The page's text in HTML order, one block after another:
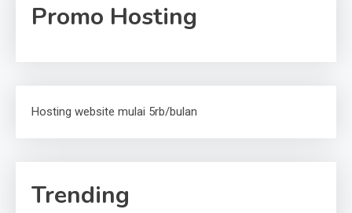
Promo Hosting
Hosting website mulai 5rb/bulan
Trending